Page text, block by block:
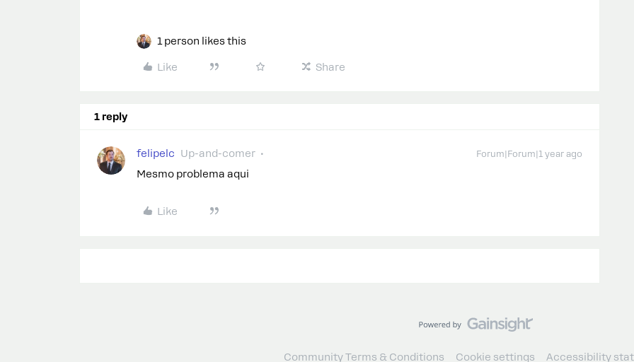
1 person likes this
Like Share
1 reply
felipelc Up-and-comer Forum|Forum|1 year ago
Mesmo problema aqui
Like
Community Terms & Conditions Cookie settings Accessibility